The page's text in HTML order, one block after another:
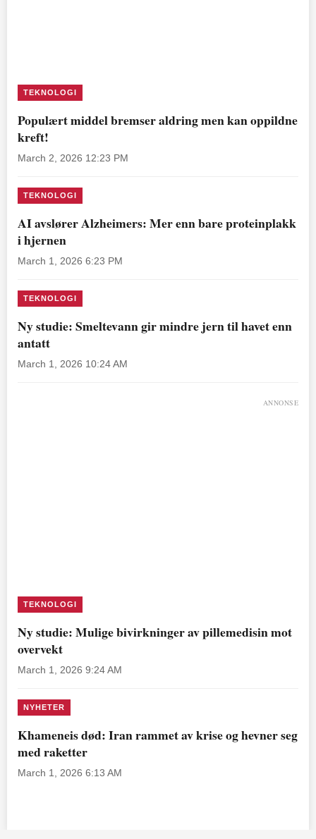
TEKNOLOGI
Populært middel bremser aldring men kan oppildne
kreft!
March 2, 2026 12:23 PM
TEKNOLOGI
AI avslører Alzheimers: Mer enn bare proteinplakk
i hjernen
March 1, 2026 6:23 PM
TEKNOLOGI
Ny studie: Smeltevann gir mindre jern til havet enn
antatt
March 1, 2026 10:24 AM
ANNONSE
TEKNOLOGI
Ny studie: Mulige bivirkninger av pillemedisin mot
overvekt
March 1, 2026 9:24 AM
NYHETER
Khameneis død: Iran rammet av krise og hevner seg
med raketter
March 1, 2026 6:13 AM